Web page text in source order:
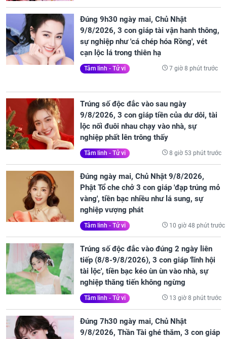
Đúng 9h30 ngày mai, Chủ Nhật
9/8/2026, 3 con giáp tài vận hanh thông,
sự nghiệp như 'cá chép hóa Rồng', vét
cạn lộc lá trong thiên hạ
Tâm linh - Tử vi 7 giờ 8 phút trước
Trúng số độc đắc vào sau ngày
9/8/2026, 3 con giáp tiền của dư dôi, tài
lộc nối đuôi nhau chạy vào nhà, sự
nghiệp phất lên trông thấy
Tâm linh - Tử vi 8 giờ 53 phút trước
Đúng ngày mai, Chủ Nhật 9/8/2026,
Phật Tổ che chở 3 con giáp 'đạp trúng mỏ
vàng', tiền bạc nhiều như lá sung, sự
nghiệp vượng phát
Tâm linh - Tử vi 10 giờ 48 phút trước
Trúng số độc đắc vào đúng 2 ngày liên
tiếp (8/8-9/8/2026), 3 con giáp 'lĩnh hội
tài lộc', tiền bạc kéo ùn ùn vào nhà, sự
nghiệp thăng tiến không ngừng
Tâm linh - Tử vi 13 giờ 8 phút trước
Đúng 7h30 ngày mai, Chủ Nhật
9/8/2026, Thần Tài ghé thăm, 3 con giáp